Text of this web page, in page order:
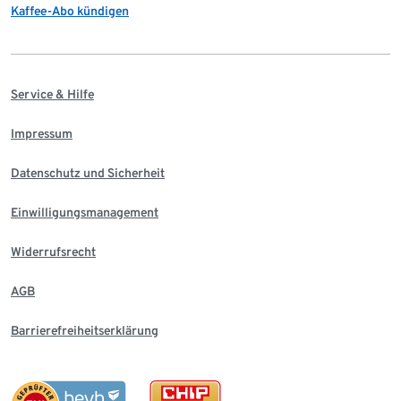
Kaffee-Abo kündigen
Service & Hilfe
Impressum
Datenschutz und Sicherheit
Einwilligungsmanagement
Widerrufsrecht
AGB
Barrierefreiheitserklärung